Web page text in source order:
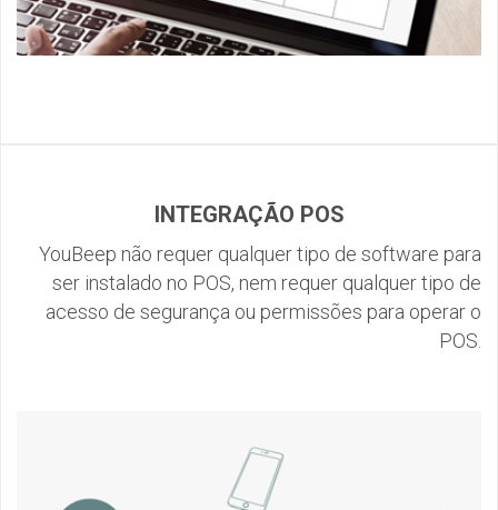
INTEGRAÇÃO POS
YouBeep não requer qualquer tipo de software para
ser instalado no POS, nem requer qualquer tipo de
acesso de segurança ou permissões para operar o
POS.